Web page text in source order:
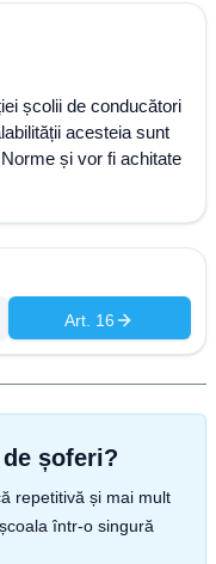
școlii de conducători
acesteia sunt
și vor fi achitate
Art. 16
șoferi?
repetitivă și mai mult
într-o singură